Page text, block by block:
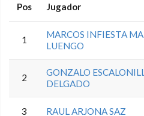
Pos Jugador
1
MARCOS INFIESTA
LUENGO
2
GONZALO
DELGADO
3 RAUL ARJONA SAZ